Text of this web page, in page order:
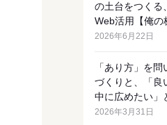
の土台をつくる
Web活用【俺の
ンタビュー前編】
2026年6月22日
「あり方」を
づくりと、「良
中に広めたい」
【APODカンパ
2026年3月31日